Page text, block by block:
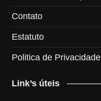
Contato
Estatuto
Politica de Privacidade
Link’s úteis